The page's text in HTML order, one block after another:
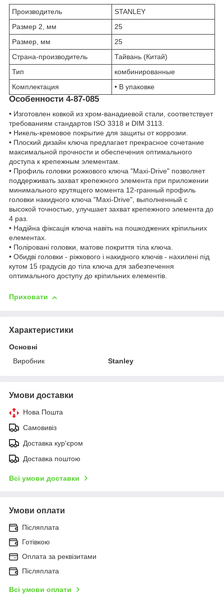
Производитель
STANLEY
Размер 2, мм
25
Размер, мм
25
Страна-производитель
Тайвань (Китай)
Тип
комбинированные
Комплектация
• В упаковке
Особенности 4-87-085
• Изготовлен ковкой из хром-ванадиевой стали, соответствует
требованиям стандартов ISO 3318 и DIM 3113.
• Никель-кремовое покрытие для защиты от коррозии.
• Плоский дизайн ключа предлагает прекрасное сочетание
максимальной прочности и обеспечения оптимального
доступа к крепежным элементам.
• Профиль головки рожкового ключа "Maxi-Drive" позволяет
поддерживать захват крепежного элемента при приложении
минимального крутящего момента 12-гранный профиль
головки накидного ключа "Maxi-Drive", выполненный с
высокой точностью, улучшает захват крепежного элемента до
4 раз.
• Надійна фіксація ключа навіть на пошкоджених кріпильних
елементах.
• Поліровані головки, матове покриття тіла ключа.
• Обидві головки - ріжкового і накидного ключів - нахилені під
кутом 15 градусів до тіла ключа для забезпечення
оптимального доступу до кріпильних елементів.
Приховати
Характеристики
Основні
Виробник
Stanley
Умови доставки
Нова Пошта
Самовивіз
Доставка кур'єром
Доставка поштою
Всі умови доставки
Умови оплати
Післяплата
Готівкою
Оплата за реквізитами
Післяплата
Всі умови оплати